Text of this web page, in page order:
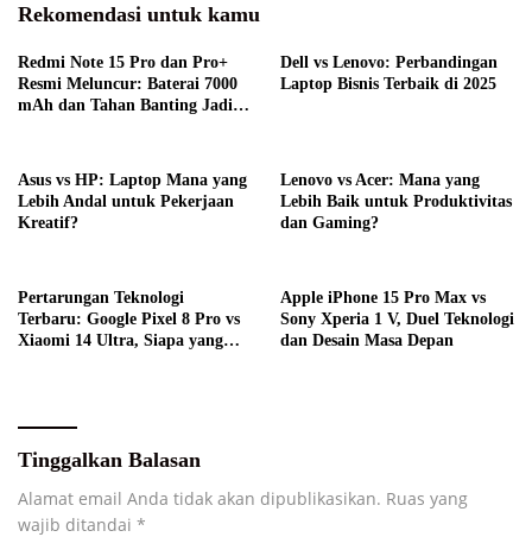
Rekomendasi untuk kamu
Redmi Note 15 Pro dan Pro+
Resmi Meluncur: Baterai 7000
mAh dan Tahan Banting Jadi
Dell vs Lenovo: Perbandingan
Laptop Bisnis Terbaik di 2025
Asus vs HP: Laptop Mana yang
Lebih Andal untuk Pekerjaan
Kreatif?
Lenovo vs Acer: Mana yang
Lebih Baik untuk Produktivitas
dan Gaming?
Pertarungan Teknologi
Terbaru: Google Pixel 8 Pro vs
Xiaomi 14 Ultra, Siapa yang
Apple iPhone 15 Pro Max vs
Sony Xperia 1 V, Duel Teknologi
dan Desain Masa Depan
Tinggalkan Balasan
Alamat email Anda tidak akan dipublikasikan. Ruas yang
wajib ditandai *